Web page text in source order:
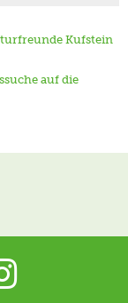
Kufstein
auf die